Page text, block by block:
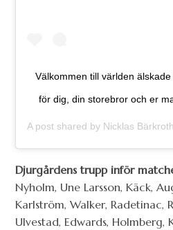
Välkommen till världen
för dig, din storebror och er
A post shared by Nicklas Bärkroth
Djurgårdens trupp inför
Nyholm, Une Larsson, Käck,
Karlström, Walker, Radetinac,
Ulvestad, Edwards, Holmberg,